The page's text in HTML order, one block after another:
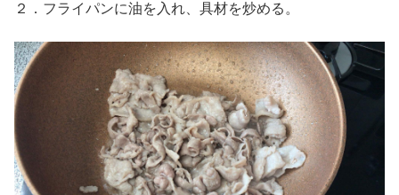
２．フライパンに油を入れ、具材を炒める。